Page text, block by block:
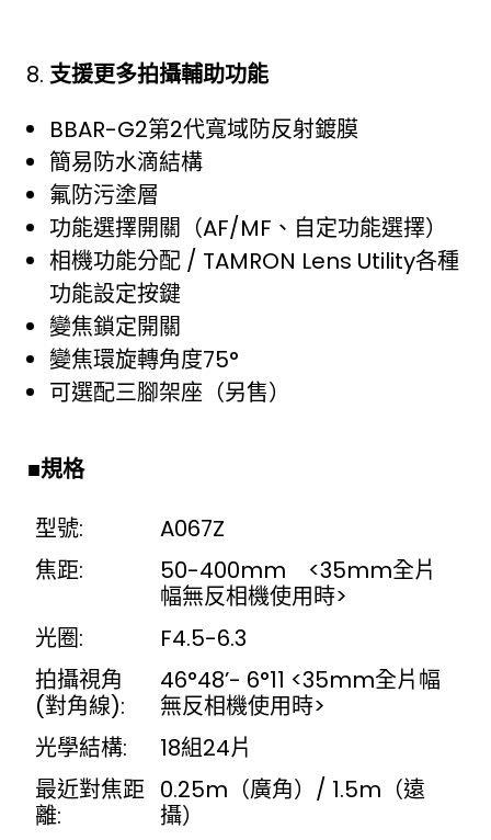
支援更多拍攝輔助功能
BBAR-G2第2代寬域防反射鍍膜
簡易防水滴結構
氟防污塗層
功能選擇開關（AF/MF、自定功能選擇）
相機功能分配 / TAMRON Lens Utility各種
功能設定按鍵
變焦鎖定開關
變焦環旋轉角度75°
可選配三腳架座（另售）
■規格
型號:
A067Z
焦距:
50-400mm <35mm全片
幅無反相機使用時>
光圈:
F4.5-6.3
拍攝視角
(對角線):
46°48’- 6°11 <35mm全片幅
無反相機使用時>
光學結構:
18組24片
最近對焦距
離:
0.25m（廣角）/ 1.5m（遠
攝）